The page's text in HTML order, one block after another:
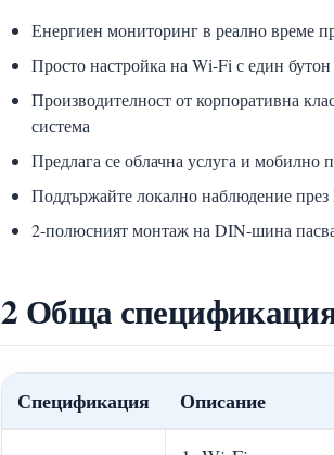
Енергиен мониторинг в реално време
Просто настройка на Wi-Fi с един
Производителност от корпоративна
система
Предлага се облачна услуга и мобилно
Поддържайте локално наблюдение
2-полюсният монтаж на DIN-шина
2 Обща
Спецификация Описание